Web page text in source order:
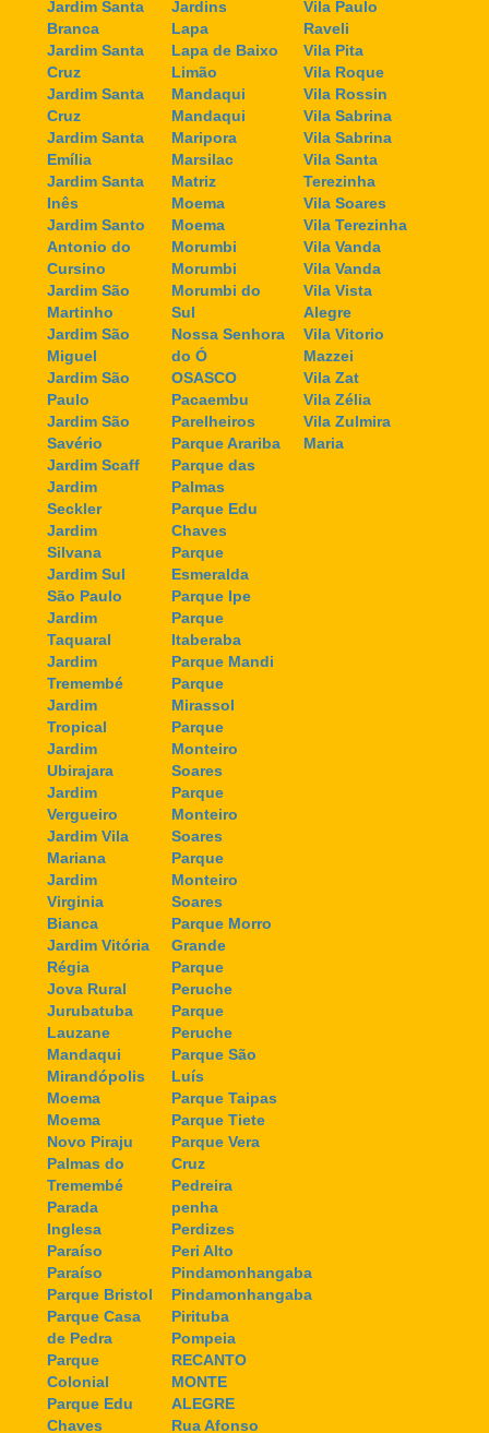
Jardim Santa
Branca
Jardim Santa
Cruz
Jardim Santa
Cruz
Jardim Santa
Emília
Jardim Santa
Inês
Jardim Santo
Antonio do
Cursino
Jardim São
Martinho
Jardim São
Miguel
Jardim São
Paulo
Jardim São
Savério
Jardim Scaff
Jardim
Seckler
Jardim
Silvana
Jardim Sul
São Paulo
Jardim
Taquaral
Jardim
Tremembé
Jardim
Tropical
Jardim
Ubirajara
Jardim
Vergueiro
Jardim Vila
Mariana
Jardim
Virginia
Bianca
Jardim Vitória
Régia
Jova Rural
Jurubatuba
Lauzane
Mandaqui
Mirandópolis
Moema
Moema
Novo Piraju
Palmas do
Tremembé
Parada
Inglesa
Paraíso
Paraíso
Parque Bristol
Parque Casa
de Pedra
Parque
Colonial
Parque Edu
Chaves
Jardins
Lapa
Lapa de Baixo
Limão
Mandaqui
Mandaqui
Maripora
Marsilac
Matriz
Moema
Moema
Morumbi
Morumbi
Morumbi do
Sul
Nossa Senhora
do Ó
OSASCO
Pacaembu
Parelheiros
Parque Arariba
Parque das
Palmas
Parque Edu
Chaves
Parque
Esmeralda
Parque Ipe
Parque
Itaberaba
Parque Mandi
Parque
Mirassol
Parque
Monteiro
Soares
Parque
Monteiro
Soares
Parque
Monteiro
Soares
Parque Morro
Grande
Parque
Peruche
Parque
Peruche
Parque São
Luís
Parque Taipas
Parque Tiete
Parque Vera
Cruz
Pedreira
penha
Perdizes
Peri Alto
Pindamonhangaba
Pindamonhangaba
Pirituba
Pompeia
RECANTO
MONTE
ALEGRE
Rua Afonso
Vila Paulo
Raveli
Vila Pita
Vila Roque
Vila Rossin
Vila Sabrina
Vila Sabrina
Vila Santa
Terezinha
Vila Soares
Vila Terezinha
Vila Vanda
Vila Vanda
Vila Vista
Alegre
Vila Vitorio
Mazzei
Vila Zat
Vila Zélia
Vila Zulmira
Maria